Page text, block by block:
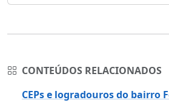
CONTEÚDOS RELACIONADOS
CEPs e logradouros do bairro